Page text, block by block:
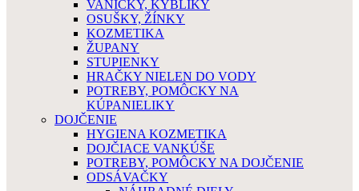
VANIČKY, KÝBLIKY
OSUŠKY, ŽÍNKY
KOZMETIKA
ŽUPANY
STUPIENKY
HRAČKY NIELEN DO VODY
POTREBY, POMÔCKY NA
KÚPANIELIKY
DOJČENIE
HYGIENA KOZMETIKA
DOJČIACE VANKÚŠE
POTREBY, POMÔCKY NA DOJČENIE
ODSÁVAČKY